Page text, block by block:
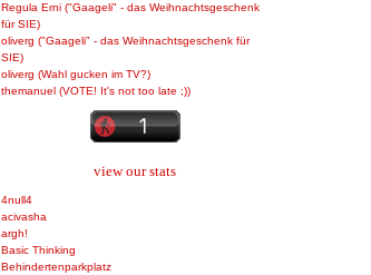
Regula Erni ("Gaageli" - das Weihnachtsgeschenk
für SIE)
oliverg ("Gaageli" - das Weihnachtsgeschenk für
SIE)
oliverg (Wahl gucken im TV?)
themanuel (VOTE! It's not too late ;))
view our stats
4null4
acivasha
argh!
Basic Thinking
Behindertenparkplatz